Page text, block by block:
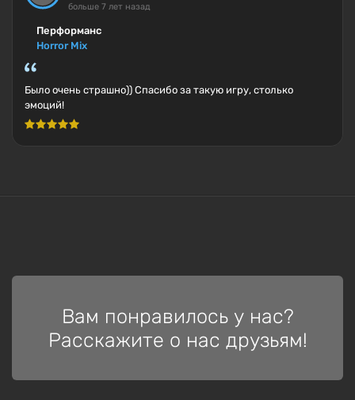
больше 7 лет назад
Перформанс
Horror Mix
Было очень страшно)) Спасибо за такую игру, столько
эмоций!
Вам понравилось у нас?
Расскажите о нас друзьям!